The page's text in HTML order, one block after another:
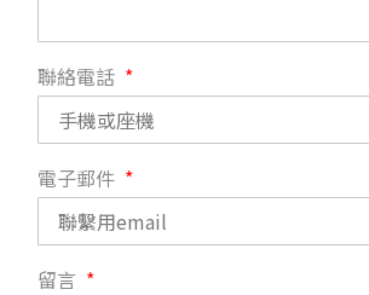
聯絡電話
電子郵件
留言